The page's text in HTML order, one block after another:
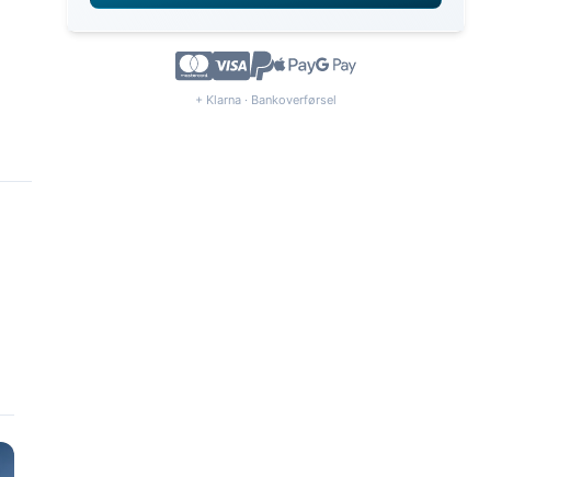
+ Klarna · Bankoverførsel